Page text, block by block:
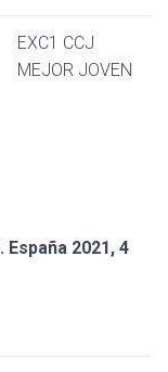
EXC1 CCJ
MEJOR JOVEN
España 2021, 4